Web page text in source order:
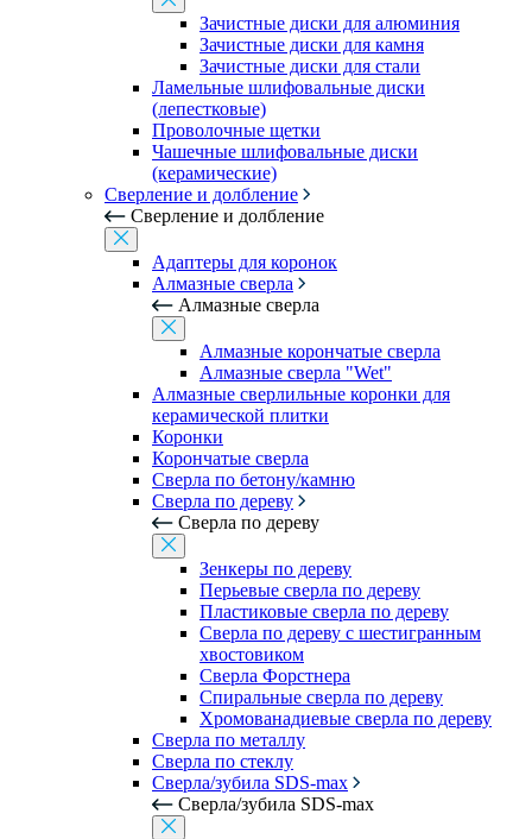
Зачистные диски для алюминия
Зачистные диски для камня
Зачистные диски для стали
Ламельные шлифовальные диски
(лепестковые)
Проволочные щетки
Чашечные шлифовальные диски
(керамические)
Сверление и долбление
Сверление и долбление
Адаптеры для коронок
Алмазные сверла
Алмазные сверла
Алмазные корончатые сверла
Алмазные сверла "Wet"
Алмазные сверлильные коронки для
керамической плитки
Коронки
Корончатые сверла
Сверла по бетону/камню
Сверла по дереву
Сверла по дереву
Зенкеры по дереву
Перьевые сверла по дереву
Пластиковые сверла по дереву
Сверла по дереву с шестигранным
хвостовиком
Сверла Форстнера
Спиральные сверла по дереву
Хромованадиевые сверла по дереву
Сверла по металлу
Сверла по стеклу
Сверла/зубила SDS-max
Сверла/зубила SDS-max